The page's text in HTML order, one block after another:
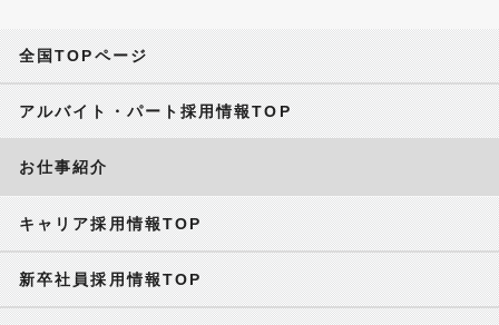
全国TOPページ
アルバイト・パート採用情報TOP
お仕事紹介
キャリア採用情報TOP
新卒社員採用情報TOP